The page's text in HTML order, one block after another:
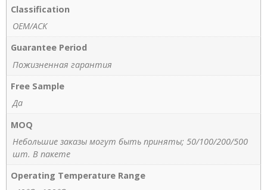
Classification
OEM/ACK
Guarantee Period
Пожизненная гарантия
Free Sample
Да
MOQ
Небольшие заказы могут быть приняты; 50/100/200/500
шт. В пакете
Operating Temperature Range